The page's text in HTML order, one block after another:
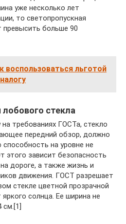
уже несколько лет
то светопропускная
больше 90
воспользоваться льготой
стекла
требованиях ГОСТа, стекло
передний обзор, должно
на уровне не
этого зависит безопасность
дороге, а также жизнь и
движения. ГОСТ разрешает
стекле цветной прозрачной
солнца. Ее ширина не